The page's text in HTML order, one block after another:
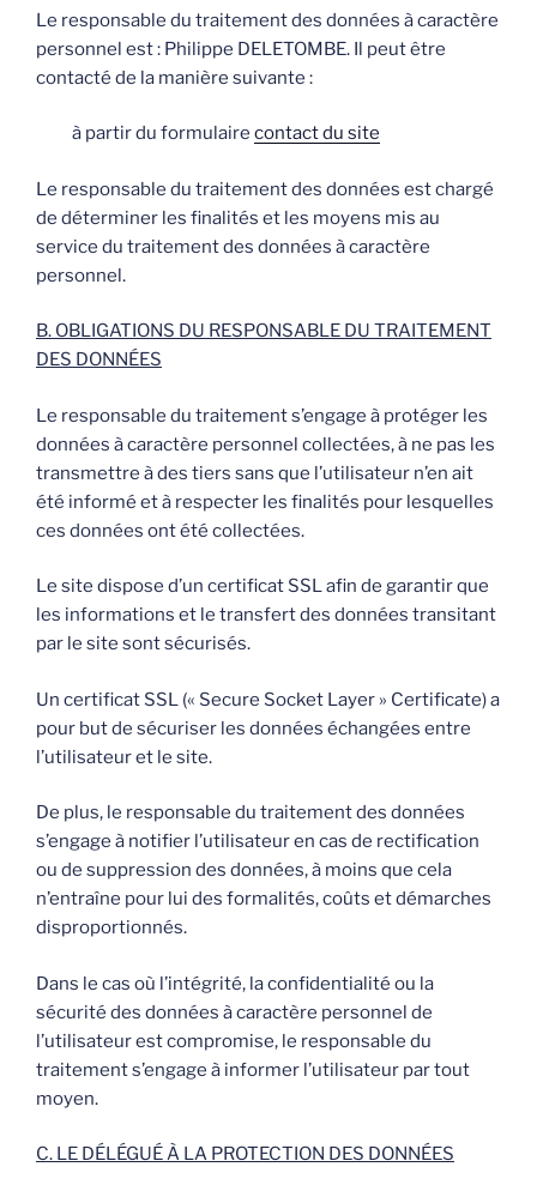
Le responsable du traitement des données à caractère
personnel est : Philippe DELETOMBE. Il peut être
contacté de la manière suivante :
à partir du formulaire contact du site
Le responsable du traitement des données est chargé
de déterminer les finalités et les moyens mis au
service du traitement des données à caractère
personnel.
B. OBLIGATIONS DU RESPONSABLE DU TRAITEMENT
DES DONNÉES
Le responsable du traitement s’engage à protéger les
données à caractère personnel collectées, à ne pas les
transmettre à des tiers sans que l’utilisateur n’en ait
été informé et à respecter les finalités pour lesquelles
ces données ont été collectées.
Le site dispose d’un certificat SSL afin de garantir que
les informations et le transfert des données transitant
par le site sont sécurisés.
Un certificat SSL (« Secure Socket Layer » Certificate) a
pour but de sécuriser les données échangées entre
l’utilisateur et le site.
De plus, le responsable du traitement des données
s’engage à notifier l’utilisateur en cas de rectification
ou de suppression des données, à moins que cela
n’entraîne pour lui des formalités, coûts et démarches
disproportionnés.
Dans le cas où l’intégrité, la confidentialité ou la
sécurité des données à caractère personnel de
l’utilisateur est compromise, le responsable du
traitement s’engage à informer l’utilisateur par tout
moyen.
C. LE DÉLÉGUÉ À LA PROTECTION DES DONNÉES